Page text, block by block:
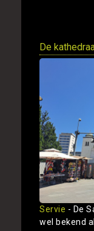
De
Servie - De
wel bekend